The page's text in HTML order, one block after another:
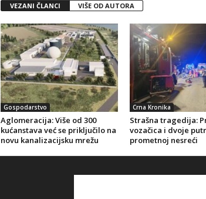
VEZANI ČLANCI VIŠE OD AUTORA
Gospodarstvo
Aglomeracija: Više od 300
kućanstava već se priključilo na
novu kanalizacijsku mrežu
Crna Kronika
Strašna tragedija:
vozačica i dvoje
prometnoj nesreći